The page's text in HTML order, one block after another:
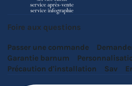
Foire aux questions
Passer une commande
Garantie barnum
Précaution d'installation
Sav